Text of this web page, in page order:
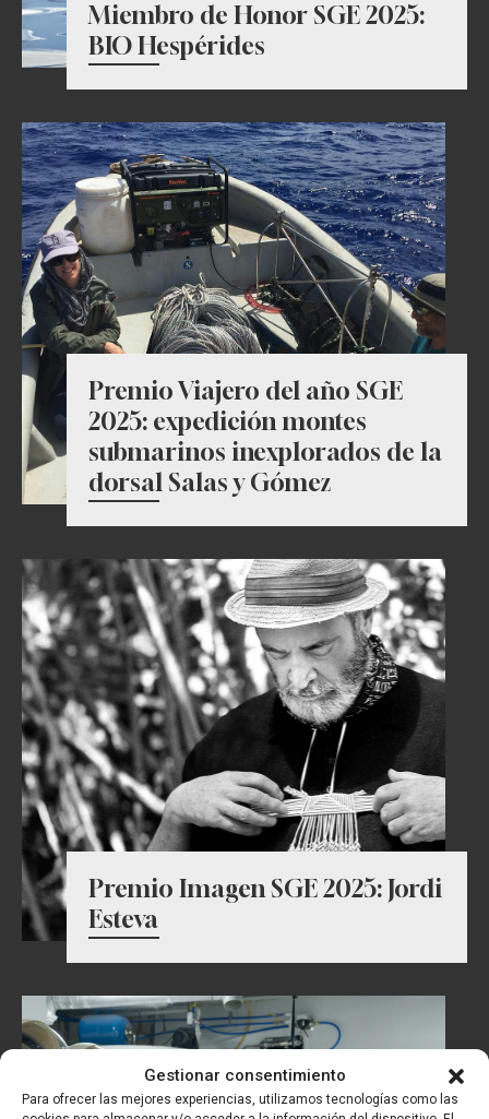
Gestionar consentimiento
Para ofrecer las mejores experiencias, utilizamos tecnologías como las
Miembro de Honor SGE 2025:
BIO Hespérides
Premio Viajero del año SGE
2025: expedición montes
submarinos inexplorados de la
dorsal Salas y Gómez
Premio Imagen SGE 2025: Jordi
Esteva